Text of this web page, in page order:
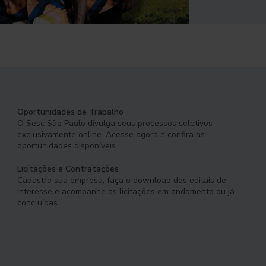
Oportunidades de Trabalho
O Sesc São Paulo divulga seus processos seletivos
exclusivamente online. Acesse agora e confira as
oportunidades disponíveis.
Licitações e Contratações
Cadastre sua empresa, faça o download dos editais de
interesse e acompanhe as licitações em andamento ou já
concluídas.